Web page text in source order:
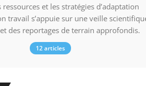
ressources et les stratégies d’adaptation
travail s’appuie sur une veille
des reportages de terrain approfondis.
12 articles